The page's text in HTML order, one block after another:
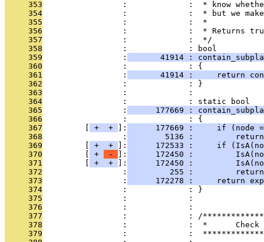
     353
:             :  * know
     354
:             :  * but we
     355
                 :             :  *
     356
:             :  * Returns
     357
                 :             :  */
     358
                 :             : bool
     359
                 :
41914 :
     360
                 :             : {
     361
                 :
41914 :     return
     362
                 :             : }
     363
                 :             :
     364
                 :             : static bool
     365
                 :
177669 :
     366
                 :             : {
     367
+ + ]:
177669 :     if (node
     368
                 :
5136 :
     369
+ + ]:
172533 :     if
     370
+ - ]:
172450 :
     371
+ + ]:
172450 :
     372
                 :
255 :
     373
                 :
172278 :     return
     374
                 :             : }
     375
                 :             :
     376
                 :             :
     377
:             : /
     378
:             :  *      Check
     379
:             :